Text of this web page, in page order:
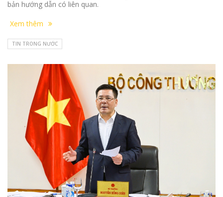
bản hướng dẫn có liên quan.
Xem thêm
TIN TRONG NƯỚC